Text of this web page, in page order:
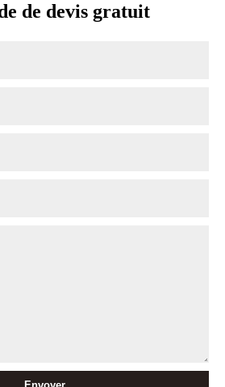
de devis gratuit